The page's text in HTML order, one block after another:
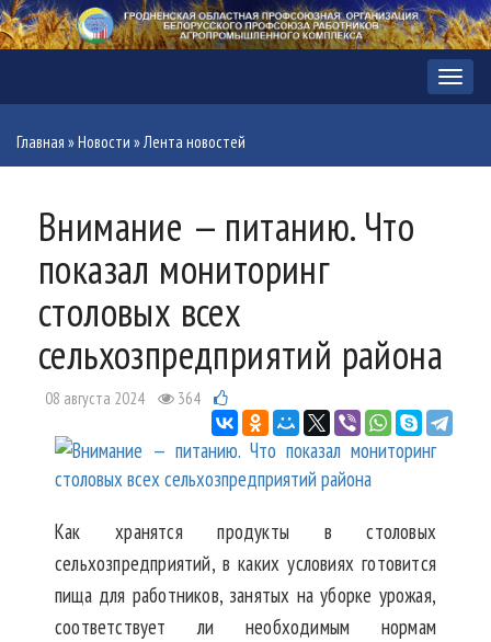
Меню
Главная »Новости »Лента новостей
Внимание — питанию. Что
показал мониторинг
столовых всех
сельхозпредприятий района
08 августа 2024 364
Как хранятся продукты в столовых
сельхозпредприятий, в каких условиях готовится
пища для работников, занятых на уборке урожая,
соответствует ли необходимым нормам